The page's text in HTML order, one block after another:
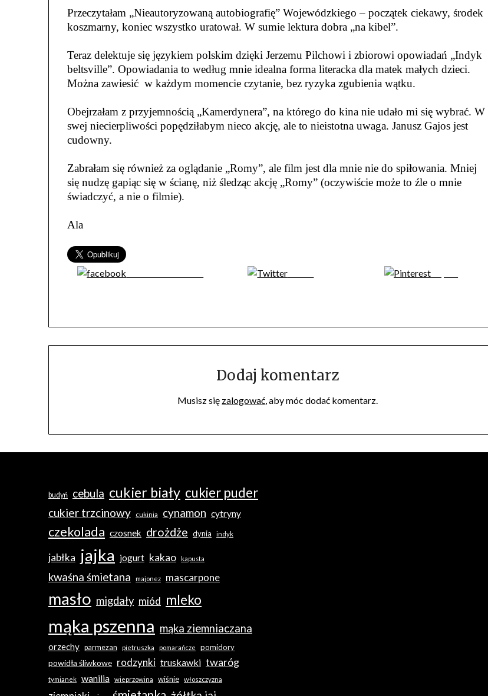
Przeczytałam „Nieautoryzowaną autobiografię” Wojewódzkiego – początek ciekawy, środek
koszmarny, koniec wszystko uratował. W sumie lektura dobra „na kibel”.
Teraz delektuje się językiem polskim dzięki Jerzemu Pilchowi i zbiorowi opowiadań „Indyk
beltsville”. Opowiadania to według mnie idealna forma literacka dla matek małych dzieci.
Można zawiesić w każdym momencie czytanie, bez ryzyka zgubienia wątku.
Obejrzałam z przyjemnością „Kamerdynera”, na którego do kina nie udało mi się wybrać. W
swej niecierpliwości popędziłabym nieco akcję, ale to nieistotna uwaga. Janusz Gajos jest
cudowny.
Zabrałam się również za oglądanie „Romy”, ale film jest dla mnie nie do spiłowania. Mniej
się nudzę gapiąc się w ścianę, niż śledząc akcję „Romy” (oczywiście może to źle o mnie
świadczyć, a nie o filmie).
Ala
Dodaj komentarz
Musisz się zalogować, aby móc dodać komentarz.
budyń cebula cukier biały cukier puder
cukier trzcinowy cukinia cynamon cytryny
czekolada czosnek drożdże dynia indyk
jabłka jajka jogurt kakao kapusta
kwaśna śmietana majonez mascarpone
masło migdały miód mleko
mąka pszenna mąka ziemniaczana
orzechy parmezan pietruszka pomarańcze pomidory
powidła śliwkowe rodzynki truskawki twaróg
tymianek wanilia wieprzowina wiśnie włoszczyzna